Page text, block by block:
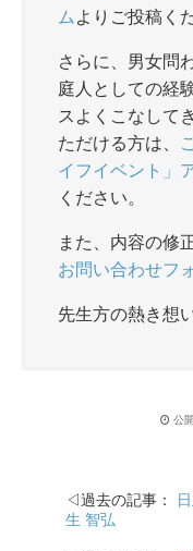
ム よりご投稿く
さらに、男女問
庭人としての経
スよくこなして
ただける方は、
イフイベント」
ください。
また、内容の修
お問い合わせフ
先生方の熱き想
公
◁過去の記事：
生 智弘